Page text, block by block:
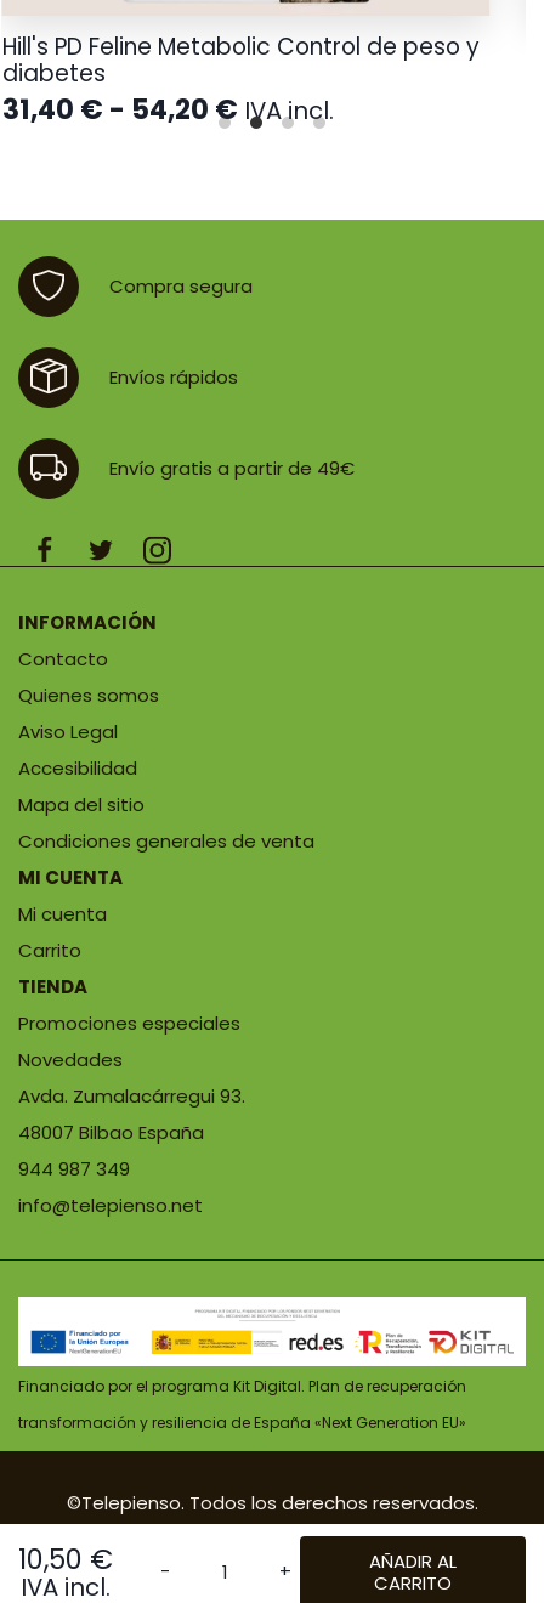
Hill's PD Feline Metabolic Control de peso y
diabetes
31,40 € - 54,20 €Rango
de
31,40 €
IVA incl.
10,50 €
IVA incl.
AÑADIR AL
CARRITO
Compra segura
Envíos rápidos
Envío gratis a partir de 49€
INFORMACIÓN
Contacto
Quienes somos
Aviso Legal
Accesibilidad
Mapa del sitio
Condiciones generales de venta
MI CUENTA
Mi cuenta
Carrito
TIENDA
Promociones especiales
Novedades
Avda. Zumalacárregui 93.
48007 Bilbao España
944 987 349
info@telepienso.net
Financiado por el programa Kit Digital. Plan de recuperación
transformación y resiliencia de España «Next Generation EU»
©Telepienso. Todos los derechos reservados.
. Powered byPomatio.